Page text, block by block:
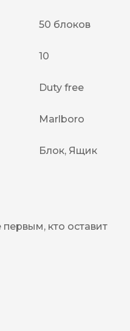
50 блоков
10
Duty free
Marlboro
Блок, Ящик
кто оставит